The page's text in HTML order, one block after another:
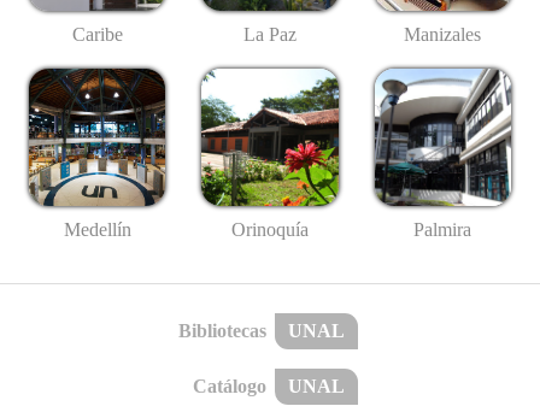
Caribe La Paz Manizales
Medellín Orinoquía Palmira
Bibliotecas UNAL
Catálogo UNAL